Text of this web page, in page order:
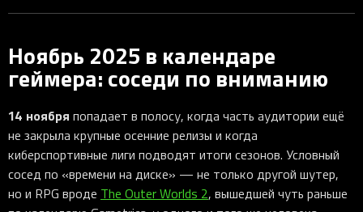
Ноябрь 2025 в календаре
геймера: соседи по вниманию
14 ноября попадает в полосу, когда часть аудитории ещё
не закрыла крупные осенние релизы и когда
киберспортивные лиги подводят итоги сезонов. Условный
сосед по «времени на диске» — не только другой шутер,
но и RPG вроде The Outer Worlds 2, вышедшей чуть раньше